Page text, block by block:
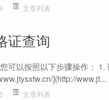
文章列表
证查询
可以按照以下步骤操作：
](http://www.jt...
文章列表